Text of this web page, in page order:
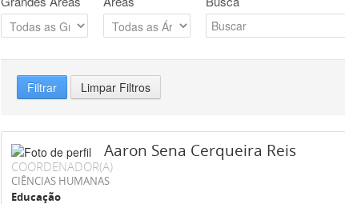
Filtrar Limpar Filtros
Aaron Sena Cerqueira Reis
COORDENADOR(A)
CIÊNCIAS HUMANAS
Educação